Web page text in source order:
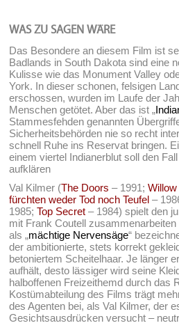
WAS ZU SAGEN WÄRE
Das Besondere an diesem Film ist
Badlands in South Dakota sind eine
Kulisse wie das Monument Valley
York. In dieser schonen, felsigen
erschossen, wurden im Laufe der
Menschen getötet. Aber das ist „
Stammesfehden genannten
Sicherheitsbehörden nie so recht
schnell Ruhe ins Reservat bringen.
einem viertel Indianerblut soll den
aufklären
Val Kilmer (The Doors – 1991;Willow
fürchten weder Tod noch Teufel –
1985;Top Secret – 1984) spielt den
mit Frank Coutell
als „mächtige Nervensäge“
der ambitionierte, stets korrekt
betoniertem Scheitelhaar. Je länger
aufhält, desto lässiger wird seine
halboffenen Freizeithemd durch das
Kostümabteilung des Films trägt
des Agenten bei, als Val Kilmer, der
Gesichtsausdrücken versucht –